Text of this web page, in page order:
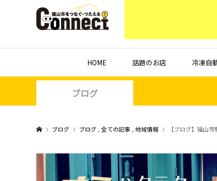
HOME 話題のお店 冷凍自
ブログ
ブログ ブログ , 全ての記事 , 地域情報 【ブログ】福山